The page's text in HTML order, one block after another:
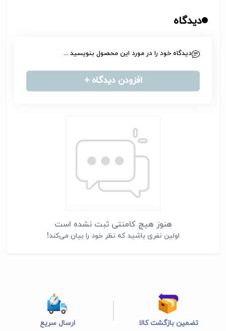
دیدگاه
هنوز هیچ کامنتی ثبت نشده است
اولین نفری باشید که نظر خود را بیان می‌کند!
دیدگاه خود را در مورد این محصول بنویسید ...
افزودن دیدگاه +
تضمین بازگشت کالا ارسال سریع